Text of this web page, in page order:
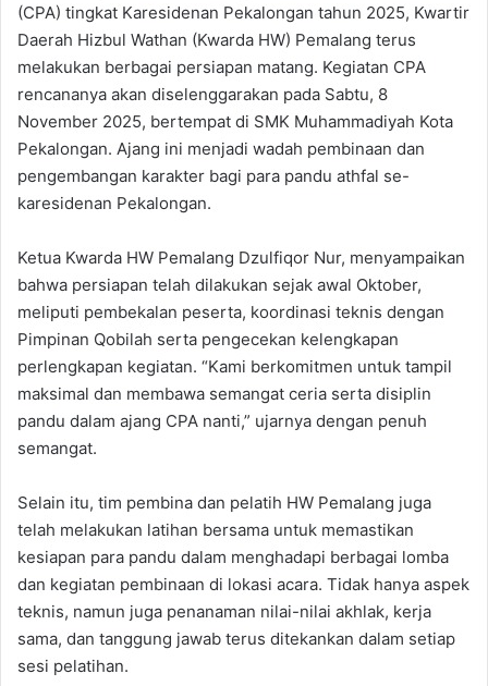
(CPA) tingkat Karesidenan Pekalongan tahun 2025, Kwartir
Daerah Hizbul Wathan (Kwarda HW) Pemalang terus
melakukan berbagai persiapan matang. Kegiatan CPA
rencananya akan diselenggarakan pada Sabtu, 8
November 2025, bertempat di SMK Muhammadiyah Kota
Pekalongan. Ajang ini menjadi wadah pembinaan dan
pengembangan karakter bagi para pandu athfal se-
karesidenan Pekalongan.
Ketua Kwarda HW Pemalang Dzulfiqor Nur, menyampaikan
bahwa persiapan telah dilakukan sejak awal Oktober,
meliputi pembekalan peserta, koordinasi teknis dengan
Pimpinan Qobilah serta pengecekan kelengkapan
perlengkapan kegiatan. “Kami berkomitmen untuk tampil
maksimal dan membawa semangat ceria serta disiplin
pandu dalam ajang CPA nanti,” ujarnya dengan penuh
semangat.
Selain itu, tim pembina dan pelatih HW Pemalang juga
telah melakukan latihan bersama untuk memastikan
kesiapan para pandu dalam menghadapi berbagai lomba
dan kegiatan pembinaan di lokasi acara. Tidak hanya aspek
teknis, namun juga penanaman nilai-nilai akhlak, kerja
sama, dan tanggung jawab terus ditekankan dalam setiap
sesi pelatihan.